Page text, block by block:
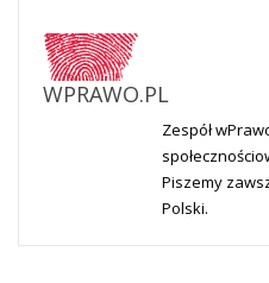
WPRAWO.PL
Zespół
Piszemy
Polski.